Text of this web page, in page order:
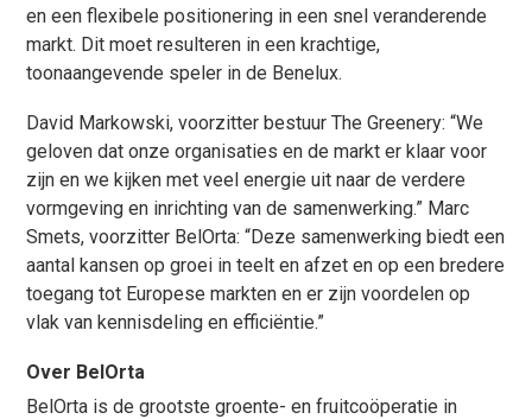
en een flexibele positionering in een snel veranderende
markt. Dit moet resulteren in een krachtige,
toonaangevende speler in de Benelux.
David Markowski, voorzitter bestuur The Greenery: “We
geloven dat onze organisaties en de markt er klaar voor
zijn en we kijken met veel energie uit naar de verdere
vormgeving en inrichting van de samenwerking.” Marc
Smets, voorzitter BelOrta: “Deze samenwerking biedt een
aantal kansen op groei in teelt en afzet en op een bredere
toegang tot Europese markten en er zijn voordelen op
vlak van kennisdeling en efficiëntie.”
Over BelOrta
BelOrta is de grootste groente- en fruitcoöperatie in